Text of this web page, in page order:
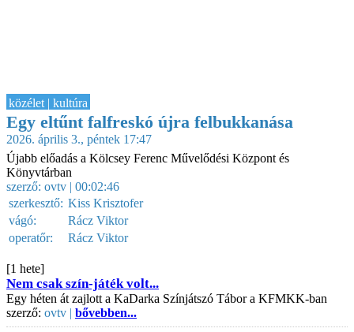
közélet | kultúra
Egy eltűnt falfreskó újra felbukkanása
2026. április 3., péntek 17:47
Újabb előadás a Kölcsey Ferenc Művelődési Központ és
Könyvtárban
szerző: ovtv | 00:02:46
szerkesztő: Kiss Krisztofer
vágó:
Rácz Viktor
operatőr:
Rácz Viktor
[1 hete]
Nem csak szín-játék volt...
Egy héten át zajlott a KaDarka Színjátszó Tábor a KFMKK-ban
szerző: ovtv | bővebben...